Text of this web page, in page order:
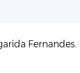
Fernandes.